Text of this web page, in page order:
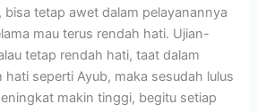
bisa tetap awet dalam pelayanannya
mau terus rendah hati. Ujian-
tetap rendah hati, taat dalam
seperti Ayub, maka sesudah lulus
makin tinggi, begitu setiap